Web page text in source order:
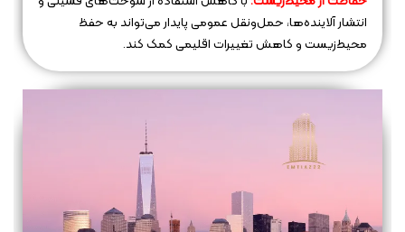
انتشار آلاینده‌ها، حمل‌ونقل عمومی پایدار می‌تواند به حفظ
محیط‌زیست و کاهش تغییرات اقلیمی کمک کند.